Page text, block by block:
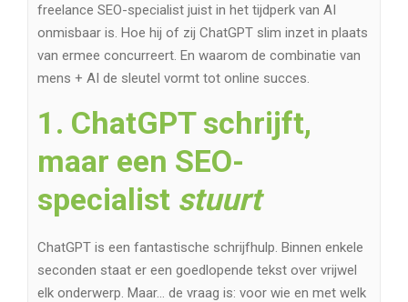
freelance SEO-specialist juist in het tijdperk van AI
onmisbaar is. Hoe hij of zij ChatGPT slim inzet in plaats
van ermee concurreert. En waarom de combinatie van
mens + AI de sleutel vormt tot online succes.
1. ChatGPT schrijft,
maar een SEO-
specialist stuurt
ChatGPT is een fantastische schrijfhulp. Binnen enkele
seconden staat er een goedlopende tekst over vrijwel
elk onderwerp. Maar… de vraag is: voor wie en met welk